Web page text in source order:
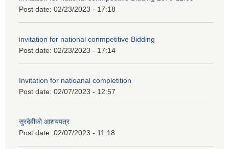
Post date: 02/23/2023 - 17:18
invitation for national conmpetitive Bidding
Post date: 02/23/2023 - 17:14
Invitation for natioanal completition
Post date: 02/07/2023 - 12:57
सुरदेवीको आशयपत्र
Post date: 02/07/2023 - 11:18